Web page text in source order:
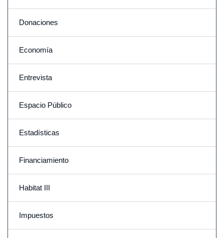
Donaciones
Economía
Entrevista
Espacio Público
Estadísticas
Financiamiento
Habitat III
Impuestos